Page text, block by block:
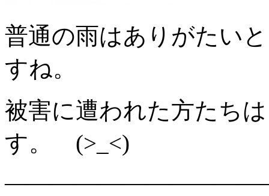
普通の雨はありがたい
すね。
被害に遭われた方たち
す。 (>_<)